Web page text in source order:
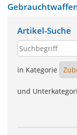
Artikel-Suche
in Kategorie
und